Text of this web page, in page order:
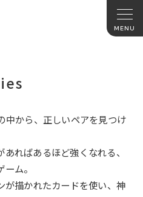
中から、正しいペアを見つけ
ればあるほど強くなれる、
ム。
が描かれたカードを使い、神